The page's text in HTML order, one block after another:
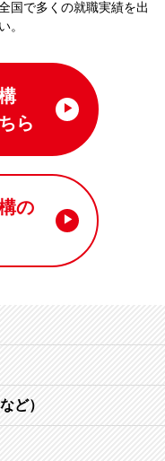
国で多くの就職実績を出
。
ら
の
ど）